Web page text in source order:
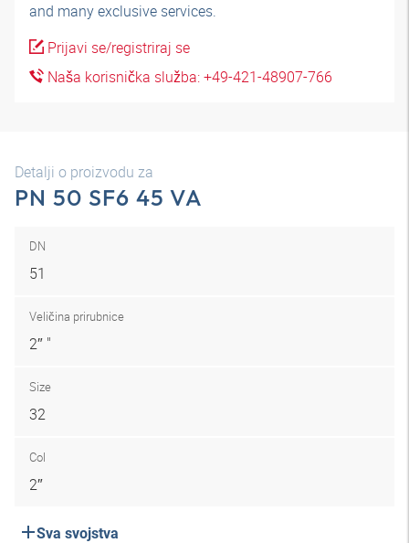
and many exclusive services.
Prijavi se/registriraj se
Naša korisnička služba: +49-421-48907-766
Detalji o proizvodu za
PN 50 SF6 45 VA
DN
51
Veličina prirubnice
2″ "
Size
32
Col
2″
Sva svojstva